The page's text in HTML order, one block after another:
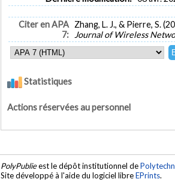
Citer en APA
7:
Zhang, L. J., & Pierre, S.
Journal of Wireless
Statistiques
Actions réservées au personnel
PolyPublieest le dépôt institutionnel de
Site développé à l'aide du logiciel libreEPrints.